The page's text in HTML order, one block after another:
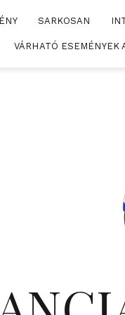
SARKOSAN
VÁRHATÓ ESEMÉNYEK